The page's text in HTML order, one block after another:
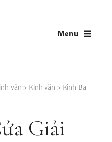
Menu
văn > Kinh văn > Kinh Ba
Giải